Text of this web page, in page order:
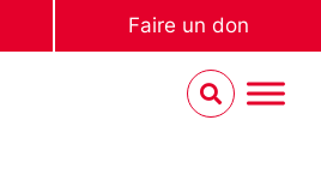
Faire un don